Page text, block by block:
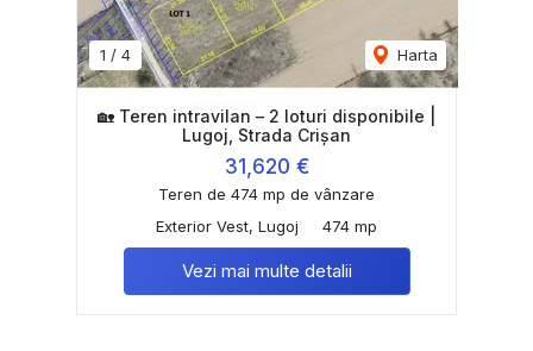
1 / 4 Harta
🏡 Teren intravilan – 2 loturi disponibile |
Lugoj, Strada Crișan
31,620 €
Teren de 474 mp de vânzare
Exterior Vest, Lugoj
474 mp
Vezi mai multe detalii